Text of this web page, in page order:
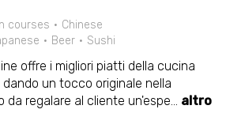
courses
Chinese
Beer Sushi
offre i migliori piatti della cucina
un tocco originale nella
da regalare al cliente un'espe... altro